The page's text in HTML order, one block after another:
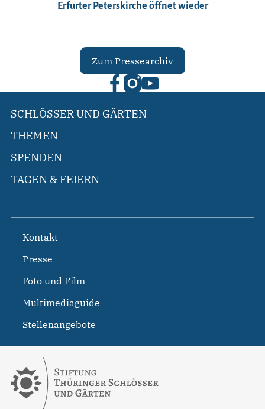
Erfurter Peterskirche öffnet wieder
Zum Pressearchiv
SCHLÖSSER UND GÄRTEN
THEMEN
SPENDEN
TAGEN & FEIERN
Kontakt
Presse
Foto und Film
Multimediaguide
Stellenangebote